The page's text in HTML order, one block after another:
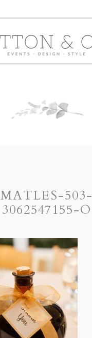
MATLES-503-
3062547155-O